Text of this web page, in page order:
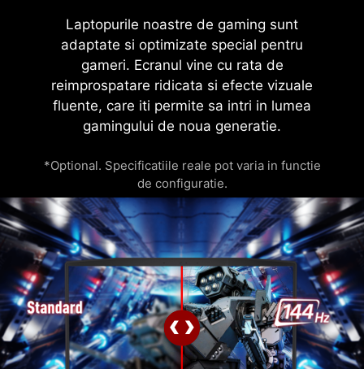
reimprospatare ridicata si efecte vizuale
fluente, care iti permite sa intri in lumea
gamingului de noua generatie.
*Optional. Specificatiile reale pot varia in functie
de configuratie.